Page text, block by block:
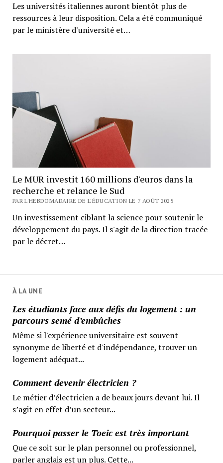
À LA UNE
Les étudiants face aux défis du logement : un
parcours semé d’embûches
Même si l'expérience universitaire est souvent
synonyme de liberté et d'indépendance, trouver un
logement adéquat...
Comment devenir électricien ?
Le métier d’électricien a de beaux jours devant lui. Il
s’agit en effet d’un secteur...
Pourquoi passer le Toeic est très important
Que ce soit sur le plan personnel ou professionnel,
parler anglais est un plus. Cette...
Les universités italiennes auront bientôt plus de
ressources à leur disposition. Cela a été communiqué
par le ministère d'université et…
Le MUR investit 160 millions d'euros dans la
recherche et relance le Sud
PAR L'HEBDOMADAIRE DE L'ÉDUCATION LE 7 AOÛT 2025
Un investissement ciblant la science pour soutenir le
développement du pays. Il s'agit de la direction tracée
par le décret…